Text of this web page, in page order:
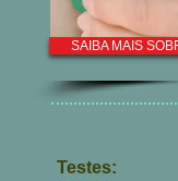
SAIBA MAIS
Testes: